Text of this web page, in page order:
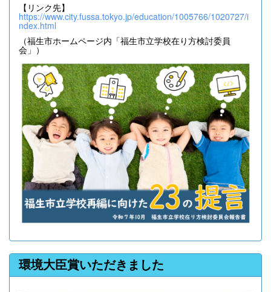
【リンク先】
https://www.city.fussa.tokyo.jp/education/1005766/1020727/i
ndex.html
（福生市ホームページ内「福生市立学校在り方検討委員
会」）
環境大臣賞いただきました